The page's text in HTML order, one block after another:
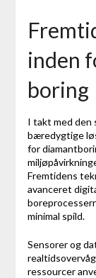
inden
boring
I takt med den
bæredygtige
for
Fremtidens
avanceret
minimal spild.
Sensorer og
ressourcer